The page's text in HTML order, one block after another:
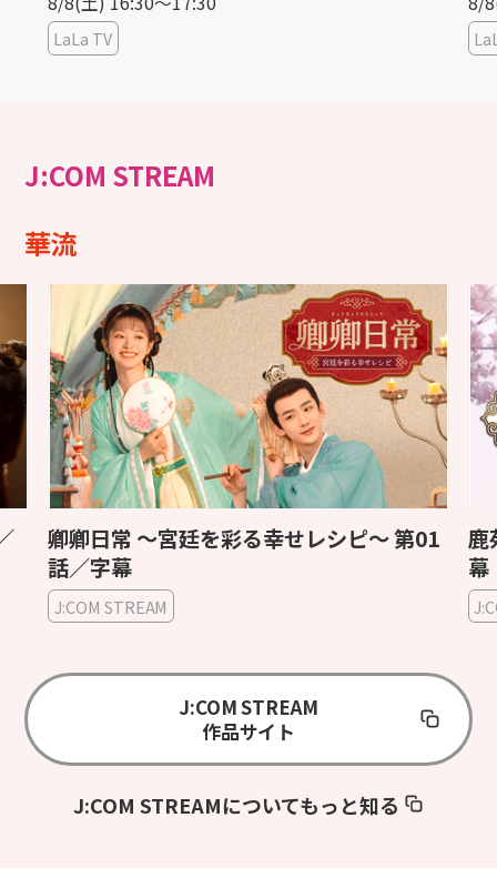
LaLa TV
J:COM STREAM
華流
鹿苑記〜僕の生意気な彼女〜 第01話／字
幕
J:COM STREAM
天
第
J:COM STREAM
作品サイト
J:COM STREAMについてもっと知る